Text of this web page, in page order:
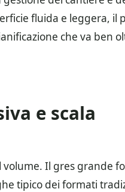
fluida e leggera, il
che va ben
e scala
Il gres grande
tipico dei formati